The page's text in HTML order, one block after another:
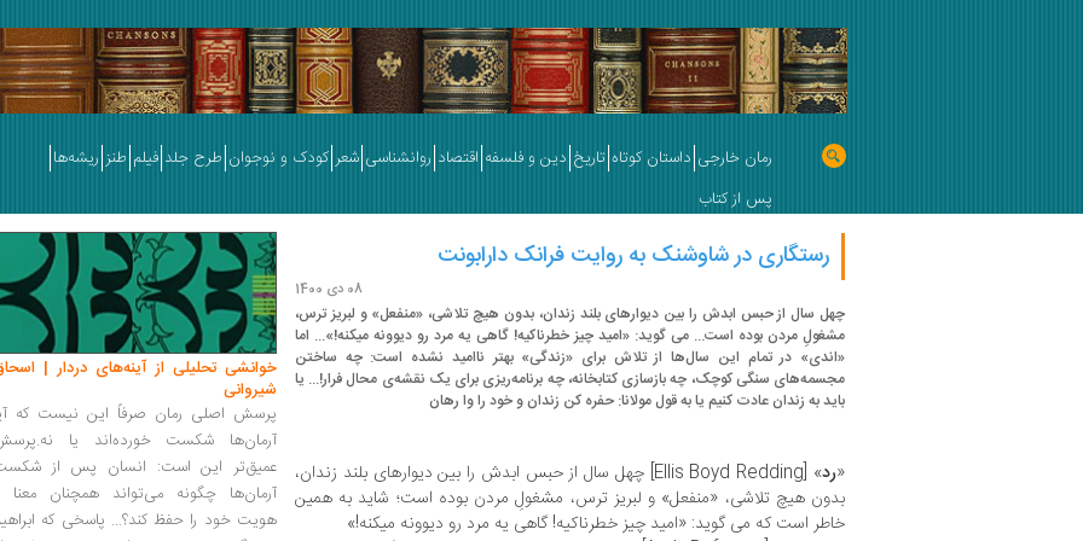
رمان خارجی داستان کوتاه تاریخ دین و فلسفه اقتصاد روانشناسی شعر کودک و نوجوان طرح جلد فیلم طنز ریشه‌ها
پس از کتاب
رستگاری در شاوشنک به روایت فرانک دارابونت
08 دی 1400
چهل سال از حبس ابدش را بین دیوارهای بلند زندان، بدون هیچ تلاشی، «منفعل» و لبریز ترس،
مشغولِ مردن بوده است... می گوید: «امید چیز خطرناکیه! گاهی یه مرد رو دیوونه میکنه!»... اما
«اندی» در تمام این سال‌ها از تلاش برای «زندگی» بهتر ناامید نشده است: چه ساختن
مجسمه‌های سنگی کوچک، چه بازسازی کتابخانه، چه برنامه‌ریزی برای یک نقشه‌ی محال فرار!... یا
باید به زندان عادت کنیم یا به قول مولانا: حفره کن زندان و خود را وا رهان
«رد
» [Ellis Boyd Redding] چهل سال از حبس ابدش را بین دیوارهای بلند زندان،
بدون هیچ تلاشی، «منفعل» و لبریز ترس، مشغولِ مردن بوده است؛ شاید به همین
خاطر است که می گوید: «امید چیز خطرناکیه! گاهی یه مرد رو دیوونه میکنه!»
خوانشی تحلیلی از آینه‌های دردار |
شیروانی
پرسش اصلی رمان صرفاً این نیست که
آرمان‌ها شکست خورده‌اند یا
عمیق‌تر این است: انسان پس از
آرمان‌ها چگونه می‌تواند همچنان معنا
هویت خود را حفظ کند؟... پاسخی که